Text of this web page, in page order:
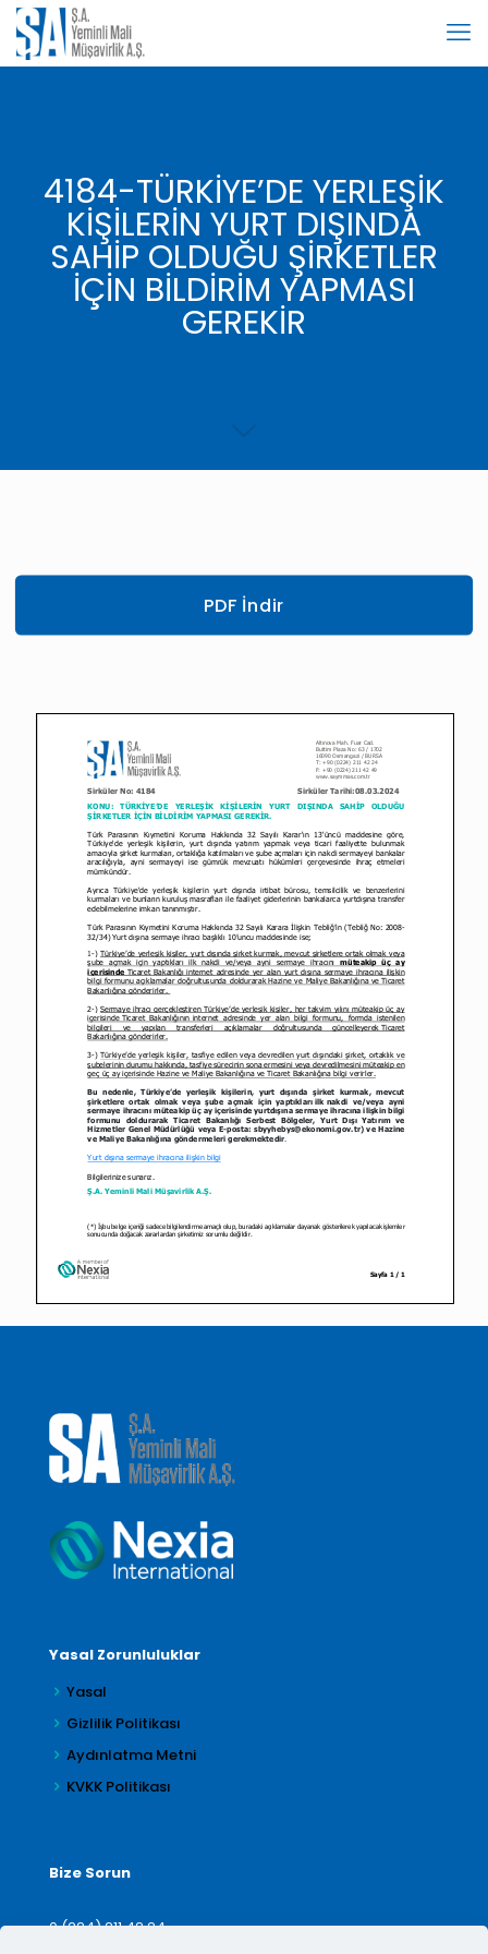
4184-TÜRKİYE’DE YERLEŞİK
KİŞİLERİN YURT DIŞINDA
SAHİP OLDUĞU ŞİRKETLER
İÇİN BİLDİRİM YAPMASI
GEREKİR
PDF İndir
Yasal Zorunluluklar
Yasal
Gizlilik Politikası
Aydınlatma Metni
KVKK Politikası
Bize Sorun
0 (224) 211 42 24